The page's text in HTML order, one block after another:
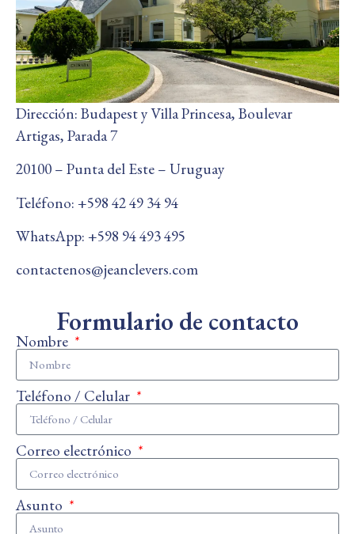
Dirección: Budapest y Villa Princesa, Boulevar
Artigas, Parada 7
20100 – Punta del Este – Uruguay
Teléfono: +598 42 49 34 94
WhatsApp: +598 94 493 495
contactenos@jeanclevers.com
Formulario de contacto
Nombre
Teléfono / Celular
Correo electrónico
Asunto